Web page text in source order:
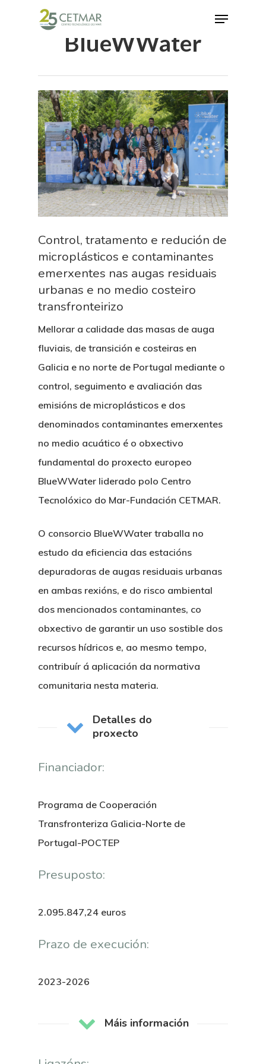
Hit enter to search or ESC to close
BlueWWater
Control, tratamento e redución de
microplásticos e contaminantes
emerxentes nas augas residuais
urbanas e no medio costeiro
transfronteirizo
Mellorar a calidade das masas de auga
fluviais, de transición e costeiras en
Galicia e no norte de Portugal mediante o
control, seguimento e avaliación das
emisións de microplásticos e dos
denominados contaminantes emerxentes
no medio acuático é o obxectivo
fundamental do proxecto europeo
BlueWWater liderado polo Centro
Tecnolóxico do Mar-Fundación CETMAR.
O consorcio BlueWWater traballa no
estudo da eficiencia das estacións
depuradoras de augas residuais urbanas
en ambas rexións, e do risco ambiental
dos mencionados contaminantes, co
obxectivo de garantir un uso sostible dos
recursos hídricos e, ao mesmo tempo,
contribuír á aplicación da normativa
comunitaria nesta materia.
Detalles do
proxecto
Financiador:
Programa de Cooperación
Transfronteriza Galicia-Norte de
Portugal-POCTEP
Presuposto:
2.095.847,24 euros
Prazo de execución:
2023-2026
Máis información